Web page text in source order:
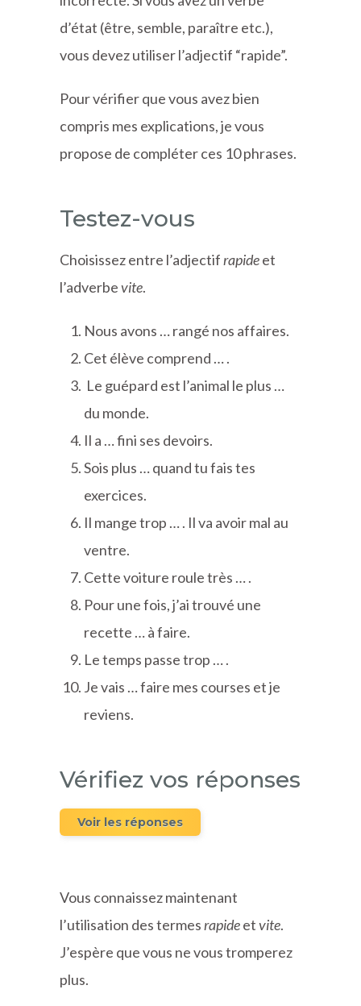
d’état (être, semble, paraître etc.),
vous devez utiliser l’adjectif “rapide”.
Pour vérifier que vous avez bien
compris mes explications, je vous
propose de compléter ces 10 phrases.
Testez-vous
Choisissez entre l’adjectifrapideet
l’adverbevite.
Nous avons … rangé nos affaires.
Cet élève comprend … .
Le guépard est l’animal le plus …
du monde.
Il a … fini ses devoirs.
Sois plus … quand tu fais tes
exercices.
Il mange trop … . Il va avoir mal au
ventre.
Cette voiture roule très … .
Pour une fois, j’ai trouvé une
recette … à faire.
Le temps passe trop … .
Je vais … faire mes courses et je
reviens.
Vérifiez vos réponses
Voir les réponses
Vous connaissez maintenant
l’utilisation des termesrapideetvite.
J’espère que vous ne vous tromperez
plus.